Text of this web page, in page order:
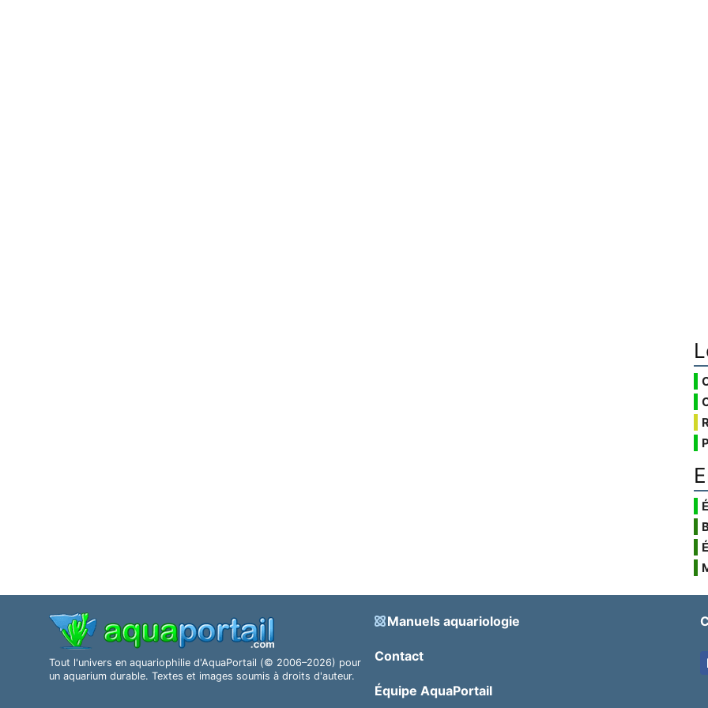
Tout l'univers en aquariophilie d'AquaPortail (© 2006–2026) pour
un aquarium durable. Textes et images soumis à droits d'auteur.
Manuels aquariologie
Contact
Équipe AquaPortail